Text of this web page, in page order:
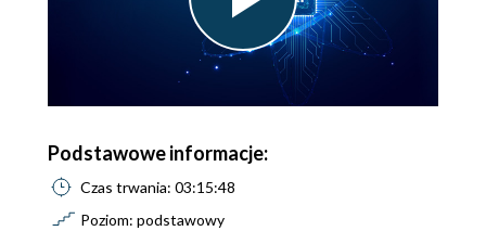
Play
Video
Podstawowe informacje:
Czas trwania: 03:15:48
Poziom: podstawowy